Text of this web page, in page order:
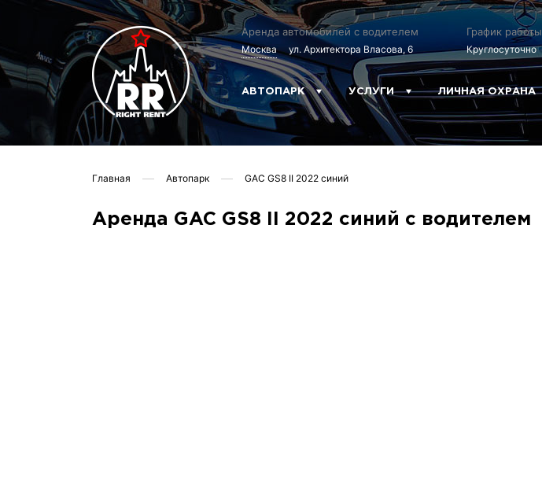
Аренда автомобилей с водителем
Москва ул. Архитектора Власова, 6
График работы
Круглосуточно
АВТОПАРК УСЛУГИ ЛИЧНАЯ ОХРАНА
Главная Автопарк GAC GS8 II 2022 синий
Аренда GAC GS8 II 2022 синий с водителем